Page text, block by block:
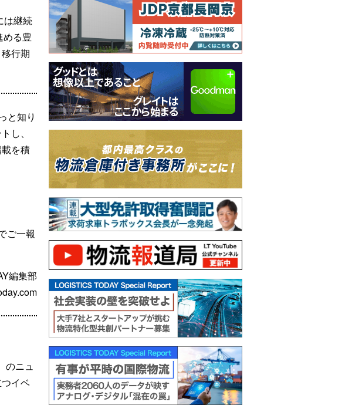
は継続
める豊
行期
と知り
し、
を積
ご一報
編集部
のニュ
イベ